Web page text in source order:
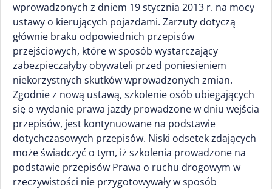
wprowadzonych z dniem 19 stycznia 2013 r. na mocy
ustawy o kierujących pojazdami. Zarzuty dotyczą
głównie braku odpowiednich przepisów
przejściowych, które w sposób wystarczający
zabezpieczałyby obywateli przed poniesieniem
niekorzystnych skutków wprowadzonych zmian.
Zgodnie z nową ustawą, szkolenie osób ubiegających
się o wydanie prawa jazdy prowadzone w dniu wejścia
przepisów, jest kontynuowane na podstawie
dotychczasowych przepisów. Niski odsetek zdających
może świadczyć o tym, iż szkolenia prowadzone na
podstawie przepisów Prawa o ruchu drogowym w
rzeczywistości nie przygotowywały w sposób